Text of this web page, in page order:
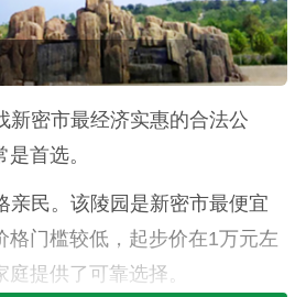
新密市最经济实惠的合法公
首选。
亲民。该陵园是新密市最便宜
格门槛较低，起步价在1万元左
提供了可靠选择。